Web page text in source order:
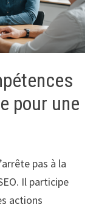
pour une
pas à la
Il participe
actions